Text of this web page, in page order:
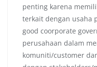
penting karena
terkait dengan usaha
good coorporate
perusahaan dalam
komuniti/customer